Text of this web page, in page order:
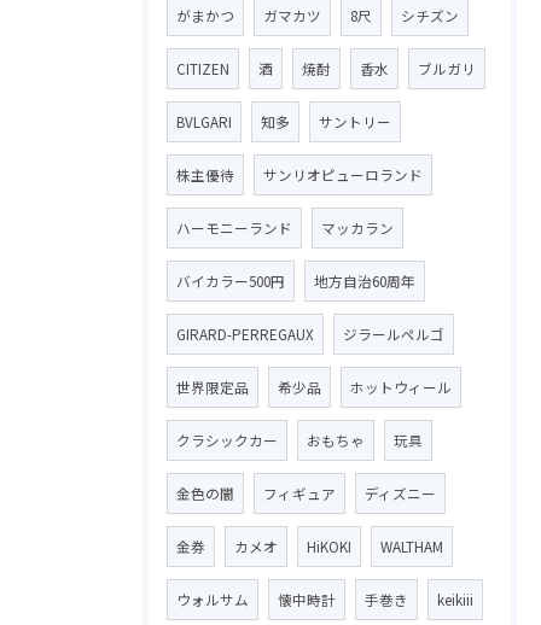
がまかつ ガマカツ 8尺 シチズン
CITIZEN 酒 焼酎 香水 ブルガリ
BVLGARI 知多 サントリー
株主優待 サンリオピューロランド
ハーモニーランド マッカラン
バイカラー500円 地方自治60周年
GIRARD-PERREGAUX ジラールペルゴ
世界限定品 希少品 ホットウィール
クラシックカー おもちゃ 玩具
金色の闇 フィギュア ディズニー
金券 カメオ HiKOKI WALTHAM
ウォルサム 懐中時計 手巻き keikiii